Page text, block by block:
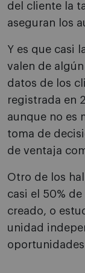
del cliente la
aseguran los
Y es que casi
valen de
datos de los
registrada en
aunque no es
toma de
de ventaja
Otro de los
casi el 50%
creado, o
unidad